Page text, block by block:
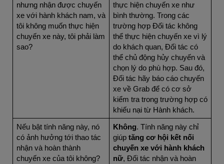
nhưng nhận được chuyến
xe với hành khách nam, và
tôi không muốn thực hiện
chuyến xe này, tôi phải làm
sao?
thực hiện chuyến xe như
bình thường. Trong các
trường hợp Đối tác không
thể thực hiện chuyến xe vì lý
do khách quan, Đối tác có
thể chủ động hủy chuyến và
chọn lý do phù hợp. Sau đó,
Đối tác hãy báo cáo chuyến
xe về Grab để có cơ sở
kiểm tra trong trường hợp có
khiếu nại từ Hành khách.
Nếu bật tính năng này, nó
có ảnh hưởng tới thao tác
nhận và hoàn thành
chuyến xe của tôi không?
Không. Tính năng này chỉ
giúptăng cơ hội kết nối
chuyến xe với hành khách
nữ, Đối tác nhận và hoàn